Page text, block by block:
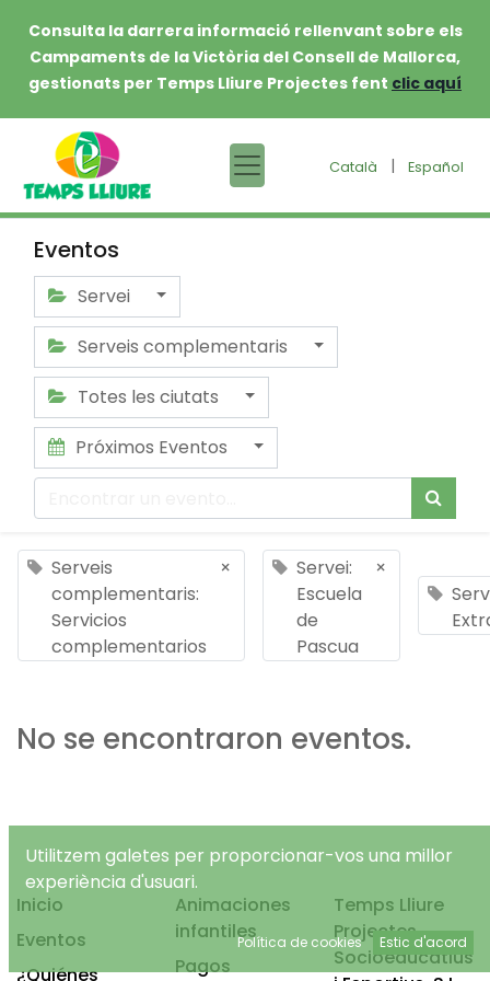
Consulta la darrera informació rellenvant sobre els
Campaments de la Victòria del Consell de Mallorca,
gestionats per Temps Lliure Projectes fent clic aquí
Català | Español
Eventos
Servei
Serveis complementaris
Totes les ciutats
Próximos Eventos
Serveis
complementaris:
Servicios
complementarios
×
Servei:
Escuela
de
Pascua
×
No se encontraron eventos.
Inicio
Eventos
¿Quiénes
Animaciones
infantiles
Pagos
Temps Lliure
Projectes
Socioeducatius
Utilitzem galetes per proporcionar-vos una millor
experiència d'usuari.
Política de cookies Estic d'acord